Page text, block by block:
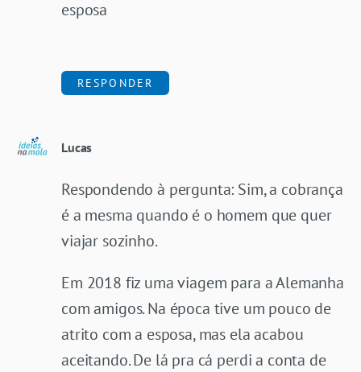
esposa
RESPONDER
Lucas
Respondendo à pergunta: Sim, a cobrança
é a mesma quando é o homem que quer
viajar sozinho.
Em 2018 fiz uma viagem para a Alemanha
com amigos. Na época tive um pouco de
atrito com a esposa, mas ela acabou
aceitando. De lá pra cá perdi a conta de